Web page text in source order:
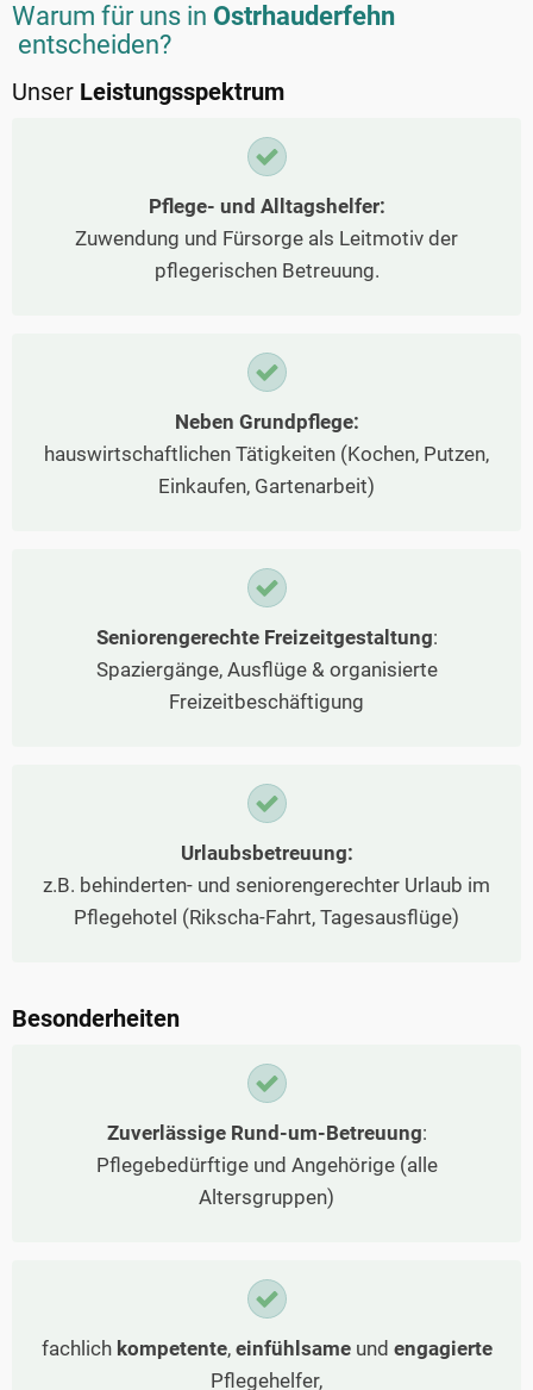
Warum für uns in Ostrhauderfehn
entscheiden?
Unser Leistungsspektrum
Pflege- und Alltagshelfer:
Zuwendung und Fürsorge als Leitmotiv der
pflegerischen Betreuung.
Neben Grundpflege:
hauswirtschaftlichen Tätigkeiten (Kochen, Putzen,
Einkaufen, Gartenarbeit)
Seniorengerechte Freizeitgestaltung:
Spaziergänge, Ausflüge & organisierte
Freizeitbeschäftigung
Urlaubsbetreuung:
z.B. behinderten- und seniorengerechter Urlaub im
Pflegehotel (Rikscha-Fahrt, Tagesausflüge)
Besonderheiten
Zuverlässige Rund-um-Betreuung:
Pflegebedürftige und Angehörige (alle
Altersgruppen)
fachlich kompetente, einfühlsameund engagierte
Pflegehelfer,